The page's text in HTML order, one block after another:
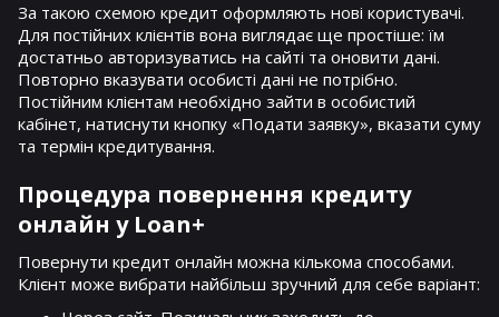
За такою схемою кредит оформляють нові користувачі.
Для постійних клієнтів вона виглядає ще простіше: їм
достатньо авторизуватись на сайті та оновити дані.
Повторно вказувати особисті дані не потрібно.
Постійним клієнтам необхідно зайти в особистий
кабінет, натиснути кнопку «Подати заявку», вказати суму
та термін кредитування.
Процедура повернення кредиту
онлайн у Loan+
Повернути кредит онлайн можна кількома способами.
Клієнт може вибрати найбільш зручний для себе варіант: